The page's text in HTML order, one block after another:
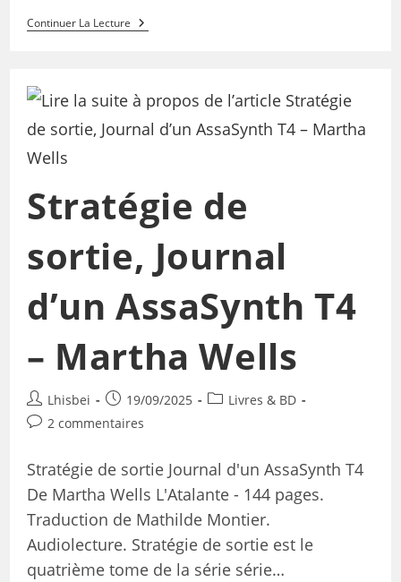
Continuer La Lecture
Stratégie de
sortie, Journal
d’un AssaSynth T4
– Martha Wells
Lhisbei 19/09/2025
Livres & BD
2 commentaires
Stratégie de sortie Journal d'un AssaSynth T4
De Martha Wells L'Atalante - 144 pages.
Traduction de Mathilde Montier.
Audiolecture. Stratégie de sortie est le
quatrième tome de la série série…